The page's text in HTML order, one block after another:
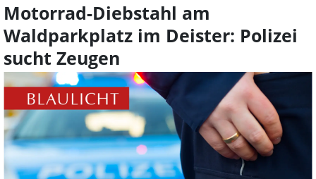
Motorrad-Diebstahl am
Waldparkplatz im Deister: Polizei
sucht Zeugen